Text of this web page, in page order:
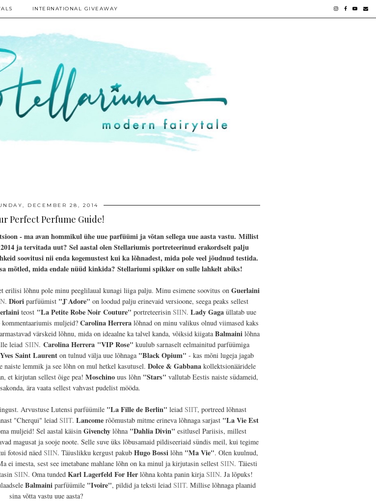
INTERNATIONAL GIVEAWAY
DECEMBER 28, 2014
Perfect Perfume Guide!
- ma avan hommikul ühe uue parfüümi ja võtan sellega uue aasta vastu. Millist
ja tervitada uut? Sel aastal olen Stellariumis portreteerinud erakordselt palju
soovitusi nii enda kogemustest kui ka lõhnadest, mida pole veel jõudnud testida.
mõtled, mida endale nüüd kinkida? Stellariumi spikker on sulle lahkelt abiks!
erilisi lõhnu pole minu peeglilaual kunagi liiga palju. Minu esimene soovitus on Guerlaini
. Diori parfüümist "J`Adore" on loodud palju erinevaid versioone, seega peaks sellest
teost"La Petite Robe Noir Couture" portreteerisin SIIN. Lady Gagaüllatab uue
muljeid? Carolina Herreralõhnad on minu valikus olnud viimased kaks
värskeid lõhnu, mida on ideaalne ka talvel kanda, võiksid kiigataBalmaini lõhna
leiad SIIN. Carolina Herrera "VIP Rose" kuulub sarnaselt eelmainitud parfüümiga
Yves Saint Laurenton tulnud välja uue lõhnaga "Black Opium" - kas mõni lugeja jagab
naiste lemmik ja see lõhn on mul hetkel kasutusel. Dolce & Gabbanakollektsionääridele
et kirjutan sellest õige pea! Moschino uus lõhn "Stars" vallutab Eestis naiste südameid,
ära vaata sellest vahvast pudelist mööda.
Arvustuse Lutensi parfüümile "La Fille de Berlin" leiad SIIT, portreed lõhnast
"Cherqui" leiad SIIT. Lancome rõõmustab mitme erineva lõhnaga sarjast "La Vie Est
muljeid! Sel aastal käisin Givenchylõhna "Dahlia Divin" esitlusel Pariisis, millest
magusat ja sooje noote. Selle suve üks lõbusamaid pildiseeriaid sündis meil, kui tegime
fotosid näed SIIN. Täiuslikku kergust pakub Hugo Bossi lõhn "Ma Vie". Olen kuulnud,
ei imesta, sest see imetabane mahlane lõhn on ka minul ja kirjutasin sellest SIIN. Täiesti
SIIN. Oma tunded Karl Lagerfeld For Her lõhna kohta panin kirjaSIIN. Ja lõpuks!
Balmaini parfüümile "Ivoire", pildid ja teksti leiad SIIT. Millise lõhnaga plaanid
sina võtta vastu uue aasta?